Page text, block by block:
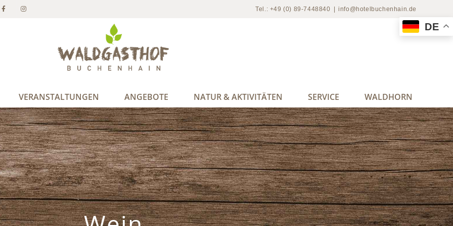
Tel.: +49 (0) 89-7448840 info@hotelbuchenhain.de
VERANSTALTUNGEN ANGEBOTE NATUR & AKTIVITÄTEN SERVICE WALDHORN
DE